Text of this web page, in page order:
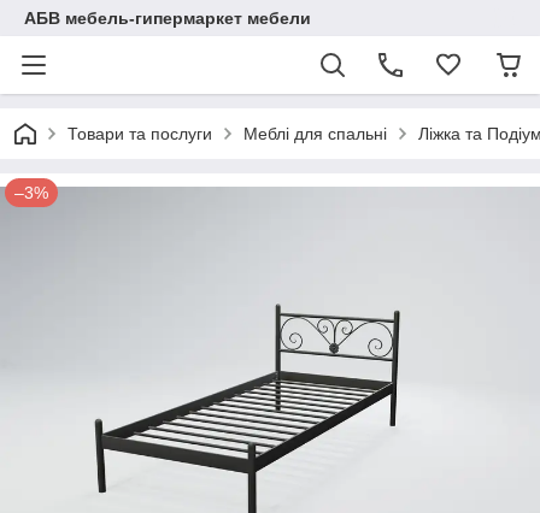
АБВ мебель-гипермаркет мебели
Товари та послуги Меблі для спальні Ліжка та
–3%